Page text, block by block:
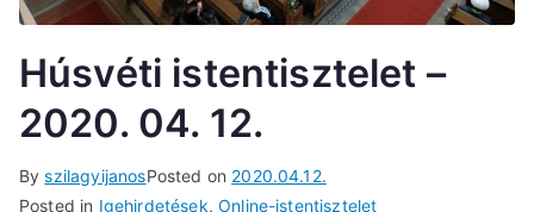
Húsvéti istentisztelet –
2020. 04. 12.
ByszilagyijanosPosted on 2020.04.12.
Posted in Igehirdetések,Online-istentisztelet